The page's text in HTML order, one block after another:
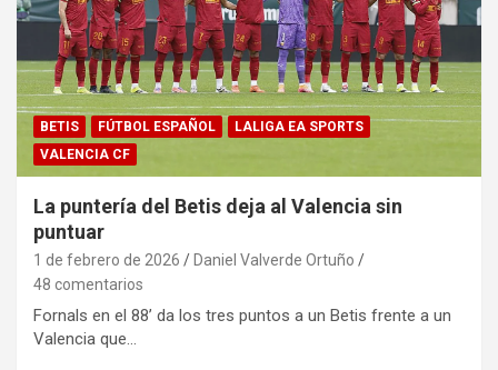
BETIS FÚTBOL ESPAÑOL
LALIGA EA SPORTS
VALENCIA CF
La puntería del Betis deja al Valencia sin
puntuar
1 de febrero de 2026
Daniel Valverde Ortuño
48 comentarios
Fornals en el 88’ da los tres puntos a un Betis frente a un
Valencia que…